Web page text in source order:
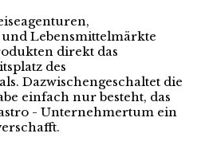
Lebensmittelmärkte
direkt das
des
Dazwischengeschaltet die
einfach nur besteht, das
- Unternehmertum ein